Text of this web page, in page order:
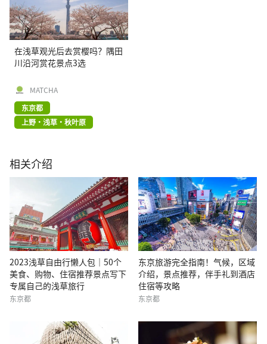
在浅草观光后去赏樱吗？隅田
川沿河赏花景点3选
MATCHA
东京都
上野・浅草・秋叶原
相关介绍
2023浅草自由行懒人包｜50个
美食、购物、住宿推荐景点写下
专属自己的浅草旅行
东京都
东京旅游完全指南！气候，区域
介绍，景点推荐，伴手礼到酒店
住宿等攻略
东京都